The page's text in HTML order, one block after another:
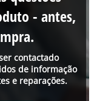
contactado
de informação
e reparações.
- antes,